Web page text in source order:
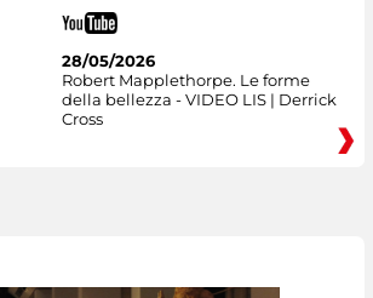
28/05/2026
Robert Mapplethorpe. Le forme
della bellezza - VIDEO LIS | Derrick
Cross